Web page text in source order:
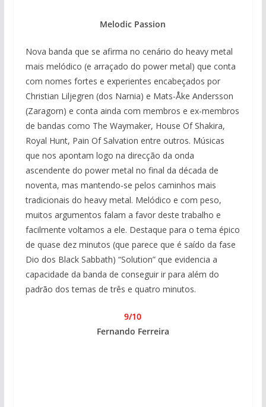
Melodic Passion
Nova banda que se afirma no cenário do heavy metal
mais melódico (e arraçado do power metal) que conta
com nomes fortes e experientes encabeçados por
Christian Liljegren (dos Narnia) e Mats-Åke Andersson
(Zaragorn) e conta ainda com membros e ex-membros
de bandas como The Waymaker, House Of Shakira,
Royal Hunt, Pain Of Salvation entre outros. Músicas
que nos apontam logo na direcção da onda
ascendente do power metal no final da década de
noventa, mas mantendo-se pelos caminhos mais
tradicionais do heavy metal. Melódico e com peso,
muitos argumentos falam a favor deste trabalho e
facilmente voltamos a ele. Destaque para o tema épico
de quase dez minutos (que parece que é saído da fase
Dio dos Black Sabbath) “Solution” que evidencia a
capacidade da banda de conseguir ir para além do
padrão dos temas de três e quatro minutos.
9/10
Fernando Ferreira